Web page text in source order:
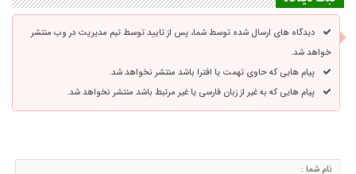
دیدگاه های ارسال شده توسط شما، پس از تایید توسط تیم مدیریت در وب منتشر
خواهد شد.
پیام هایی که حاوی تهمت یا افترا باشد منتشر نخواهد شد.
پیام هایی که به غیر از زبان فارسی یا غیر مرتبط باشد منتشر نخواهد شد.